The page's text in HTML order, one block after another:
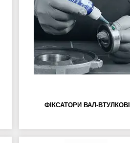
ФІКСАТОРИ ВАЛ-ВТУЛКОВІ